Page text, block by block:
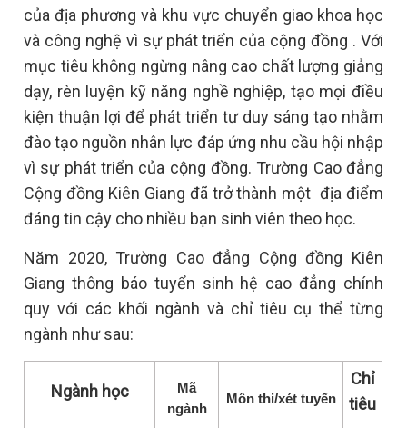
của địa phương và khu vực chuyển giao khoa học
và công nghệ vì sự phát triển của cộng đồng . Với
mục tiêu không ngừng nâng cao chất lượng giảng
dạy, rèn luyện kỹ năng nghề nghiệp, tạo mọi điều
kiện thuận lợi để phát triển tư duy sáng tạo nhằm
đào tạo nguồn nhân lực đáp ứng nhu cầu hội nhập
vì sự phát triển của cộng đồng. Trường Cao đẳng
Cộng đồng Kiên Giang đã trở thành một địa điểm
đáng tin cậy cho nhiều bạn sinh viên theo học.
Năm 2020, Trường Cao đẳng Cộng đồng Kiên
Giang thông báo tuyển sinh hệ cao đẳng chính
quy với các khối ngành và chỉ tiêu cụ thể từng
ngành như sau:
Ngành học
Mã
ngành
Môn thi/xét tuyển
Chỉ
tiêu